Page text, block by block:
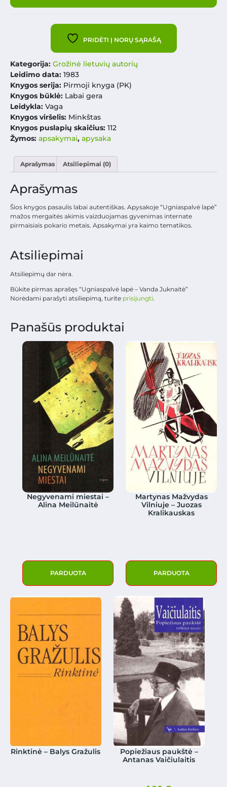
PRIDĖTI Į NORŲ SĄRAŠĄ
Kategorija: Grožinė lietuvių autorių
Leidimo data: 1983
Knygos serija: Pirmoji knyga (PK)
Knygos būklė: Labai gera
Leidykla: Vaga
Knygos viršelis: Minkštas
Knygos puslapių skaičius: 112
Žymos: apsakymai, apysaka
Aprašymas Atsiliepimai (0)
Aprašymas
Šios knygos pasaulis labai autentiškas. Apysakoje “Ugniaspalvė lapė”
mažos mergaitės akimis vaizduojamas gyvenimas internate
pirmaisiais pokario metais. Apsakymai yra kaimo tematikos.
Atsiliepimai
Atsiliepimų dar nėra.
Būkite pirmas aprašęs “Ugniaspalvė lapė – Vanda Juknaitė”
Norėdami parašyti atsiliepimą, turite prisijungti.
Panašūs produktai
Negyvenami miestai –
Alina Meilūnaitė
PARDUOTA
Martynas Mažvydas
Vilniuje – Juozas
Kralikauskas
PARDUOTA
Rinktinė – Balys Gražulis
Popiežiaus paukštė –
Antanas Vaičiulaitis